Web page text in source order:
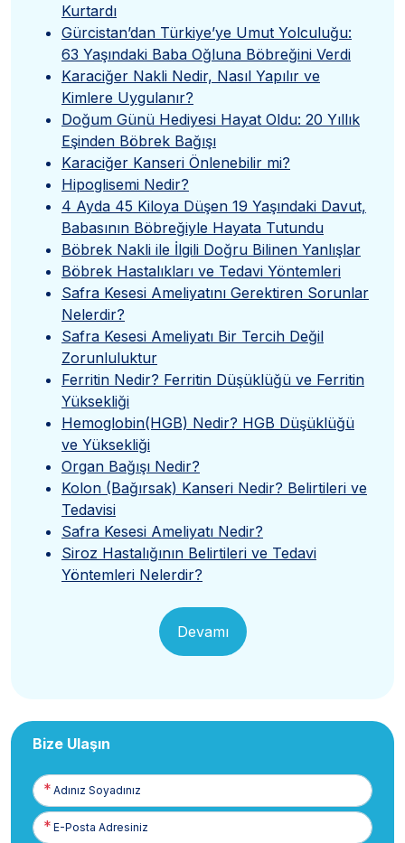
Kurtardı
Gürcistan’dan Türkiye’ye Umut Yolculuğu:
63 Yaşındaki Baba Oğluna Böbreğini Verdi
Karaciğer Nakli Nedir, Nasıl Yapılır ve
Kimlere Uygulanır?
Doğum Günü Hediyesi Hayat Oldu: 20 Yıllık
Eşinden Böbrek Bağışı
Karaciğer Kanseri Önlenebilir mi?
Hipoglisemi Nedir?
4 Ayda 45 Kiloya Düşen 19 Yaşındaki Davut,
Babasının Böbreğiyle Hayata Tutundu
Böbrek Nakli ile İlgili Doğru Bilinen Yanlışlar
Böbrek Hastalıkları ve Tedavi Yöntemleri
Safra Kesesi Ameliyatını Gerektiren Sorunlar
Nelerdir?
Safra Kesesi Ameliyatı Bir Tercih Değil
Zorunluluktur
Ferritin Nedir? Ferritin Düşüklüğü ve Ferritin
Yüksekliği
Hemoglobin(HGB) Nedir? HGB Düşüklüğü
ve Yüksekliği
Organ Bağışı Nedir?
Kolon (Bağırsak) Kanseri Nedir? Belirtileri ve
Tedavisi
Safra Kesesi Ameliyatı Nedir?
Siroz Hastalığının Belirtileri ve Tedavi
Yöntemleri Nelerdir?
Devamı
Bize Ulaşın
Adınız
Soyadınız
E-
Posta